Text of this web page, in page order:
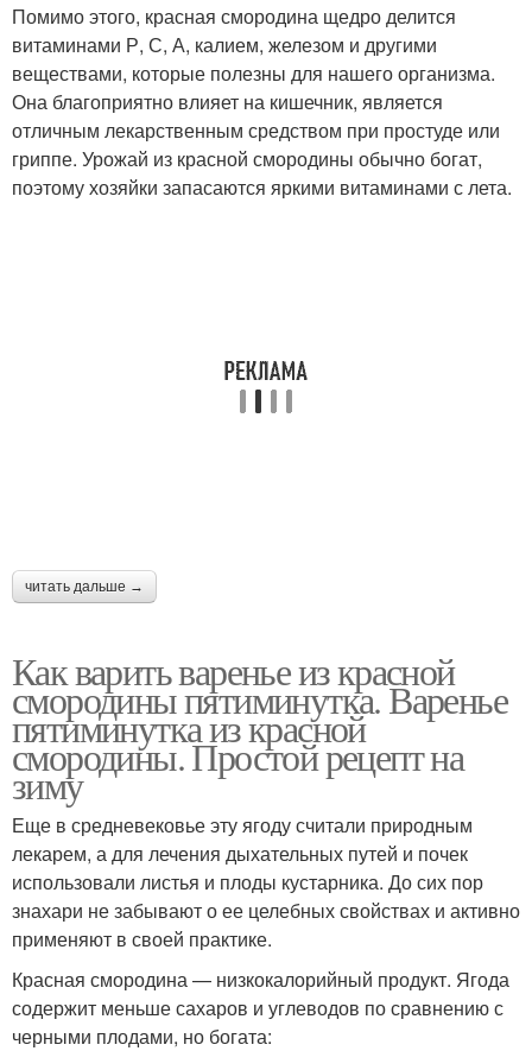
Помимо этого, красная смородина щедро делится
витаминами Р, С, А, калием, железом и другими
веществами, которые полезны для нашего организма.
Она благоприятно влияет на кишечник, является
отличным лекарственным средством при простуде или
гриппе. Урожай из красной смородины обычно богат,
поэтому хозяйки запасаются яркими витаминами с лета.
читать дальше →
Как варить варенье из красной
смородины пятиминутка. Варенье
пятиминутка из красной
смородины. Простой рецепт на
зиму
Еще в средневековье эту ягоду считали природным
лекарем, а для лечения дыхательных путей и почек
использовали листья и плоды кустарника. До сих пор
знахари не забывают о ее целебных свойствах и активно
применяют в своей практике.
Красная смородина — низкокалорийный продукт. Ягода
содержит меньше сахаров и углеводов по сравнению с
черными плодами, но богата: